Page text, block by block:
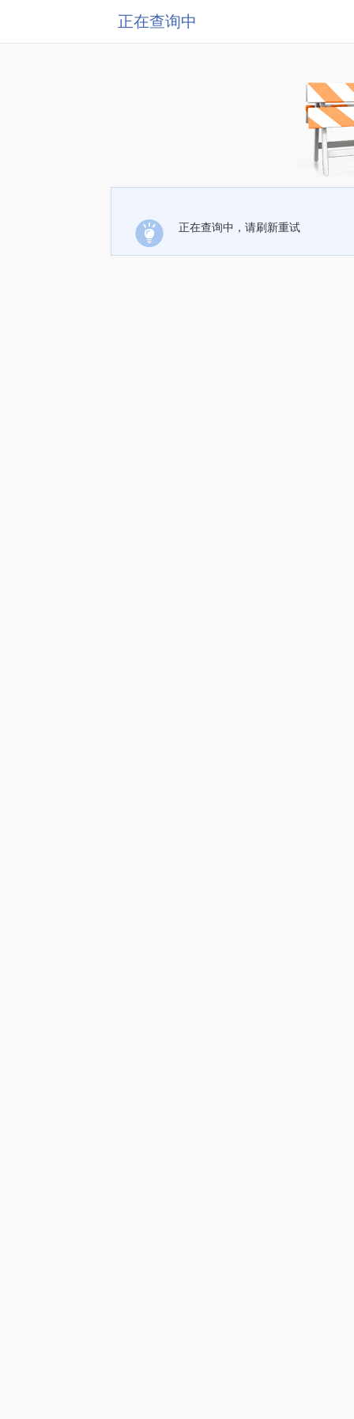
正在查询中
正在查询中，请刷新重试